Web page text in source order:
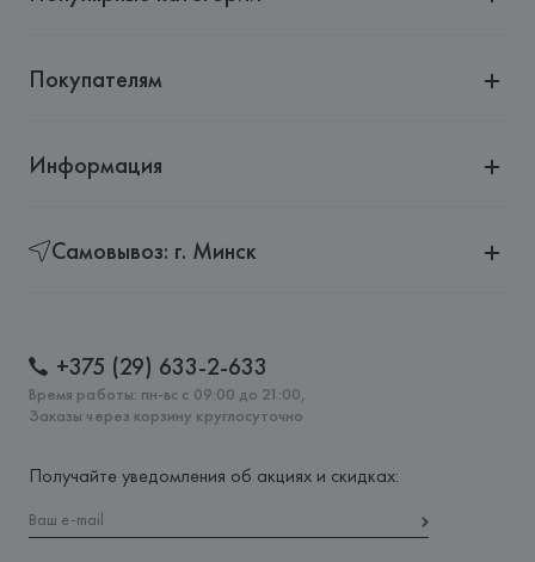
Покупателям
Информация
Самовывоз: г. Минск
+375 (29) 633-2-633
Время работы: пн-вс с 09:00 до 21:00,
Заказы через корзину круглосуточно
Получайте уведомления об акциях и скидках: